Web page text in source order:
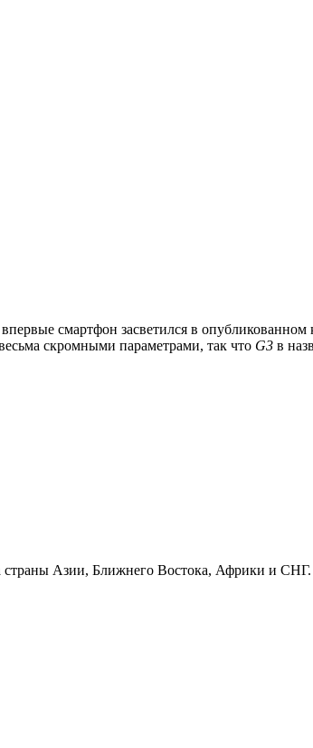
впервые смартфон засветился в
скромными параметрами, так что G3 в
страны Азии, Ближнего Востока, Африки и